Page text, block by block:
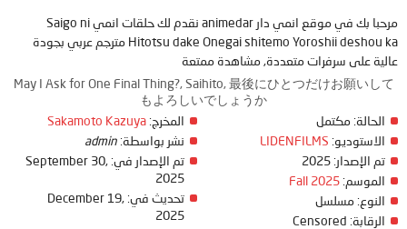
مرحبا بك في موقع انمي دار animedar نقدم لك حلقات انمي Saigo ni
Hitotsu dake Onegai shitemo Yoroshii deshou ka مترجم عربي بجودة
عالية على سرفرات متعددة, مشاهدة ممتعة
May I Ask for One Final Thing?, Saihito, 最後にひとつだけお願いして
もよろしいでしょうか
الحالة: مكتمل
الاستوديو: LIDENFILMS
تم الإصدار:
الموسم: Fall 2025
النوع: مسلسل
الرقابة:
المخرج: Sakamoto Kazuya
نشر بواسطة: admin
تم الإصدار في: September 30,
2025
تحديث في: December 19,
2025